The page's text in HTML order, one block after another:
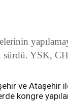
sürdü. YSK,
ve
kongre